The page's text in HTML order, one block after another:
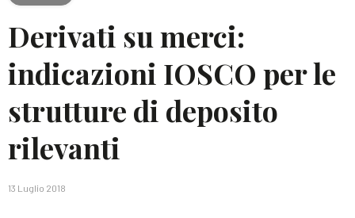
Derivati su merci:
indicazioni IOSCO per le
strutture di deposito
rilevanti
13 Luglio 2018